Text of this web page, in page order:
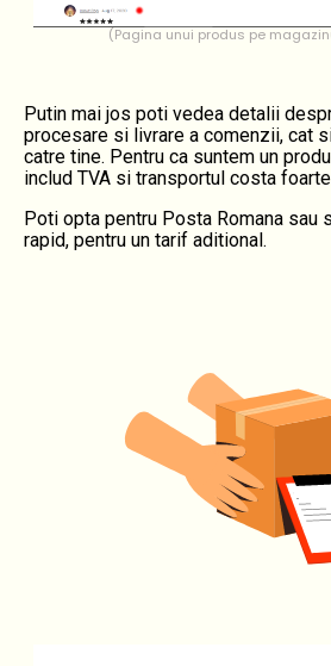
(Pagina unui produs pe
Putin mai jos poti vedea detalii
procesare si livrare a comenzii, cat
catre tine. Pentru ca suntem un
includ TVA si transportul costa
Poti opta pentru Posta Romana sau
rapid, pentru un tarif aditional.